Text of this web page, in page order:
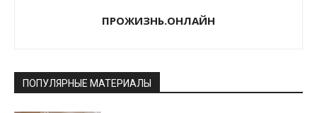
ПРОЖИЗНЬ.ОНЛАЙН
ПОПУЛЯРНЫЕ МАТЕРИАЛЫ